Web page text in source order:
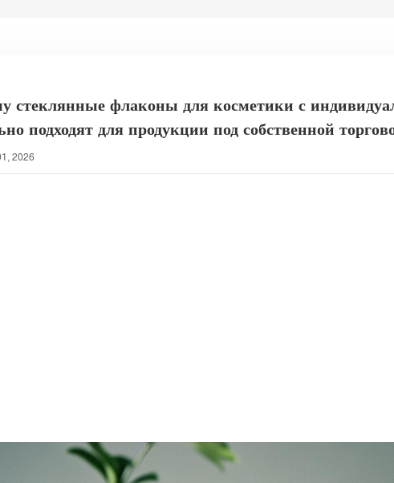
стеклянные флаконы для косметики с
подходят для продукции под собственной
2026